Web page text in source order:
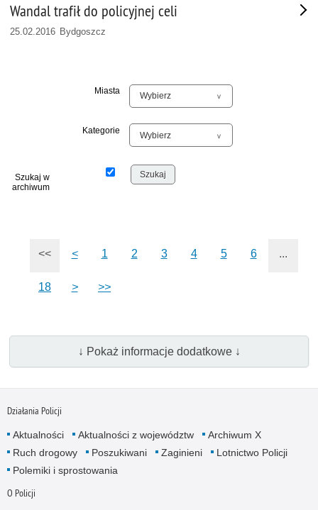
Wandal trafił do policyjnej celi
25.02.2016 Bydgoszcz
Miasta
Kategorie
Szukaj w
archiwum
<< < 1 2 3 4 5 6 ...
18 > >>
↓ Pokaż informacje dodatkowe ↓
Działania Policji
Aktualności Aktualności z województw
Archiwum X
Ruch drogowy
Poszukiwani Zaginieni
Lotnictwo Policji
Polemiki i sprostowania
O Policji